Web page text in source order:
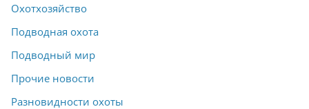
Охотхозяйство
Подводная охота
Подводный мир
Прочие новости
Разновидности охоты